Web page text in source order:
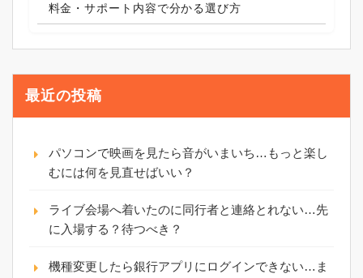
料金・サポート内容で分かる選び方
最近の投稿
パソコンで映画を見たら音がいまいち…もっと楽し
むには何を見直せばいい？
ライブ会場へ着いたのに同行者と連絡とれない…先
に入場する？待つべき？
機種変更したら銀行アプリにログインできない…ま